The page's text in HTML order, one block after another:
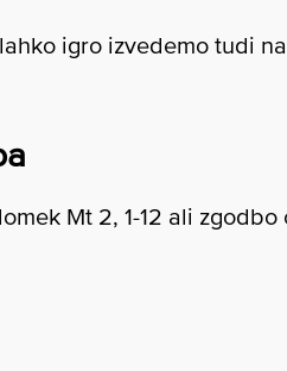
igro izvedemo tudi
Mt 2, 1-12 ali